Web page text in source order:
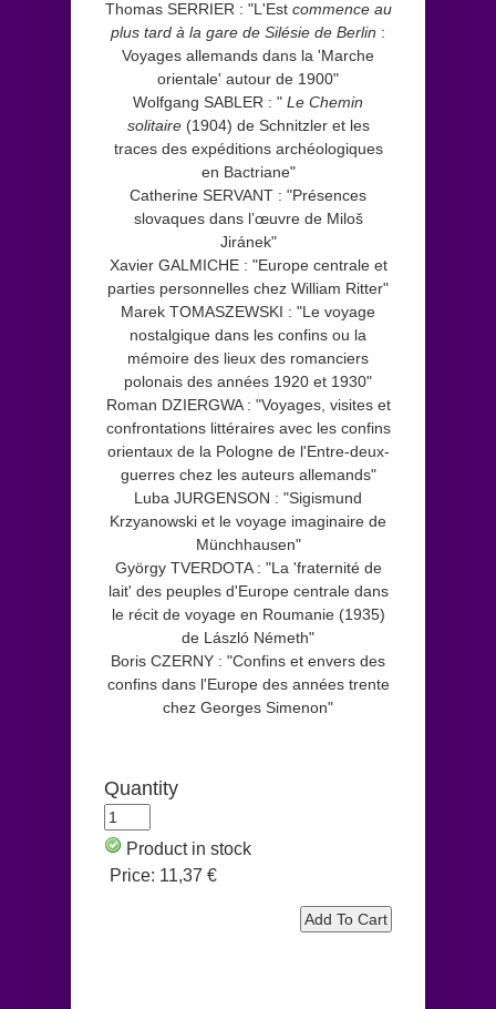
Thomas SERRIER : "L'Est commence au
plus tard à la gare de Silésie de Berlin :
Voyages allemands dans la 'Marche
orientale' autour de 1900"
Wolfgang SABLER : " Le Chemin
solitaire(1904) de Schnitzler et les
traces des expéditions archéologiques
en Bactriane"
Catherine SERVANT : "Présences
slovaques dans l’œuvre de Miloš
Jiránek"
Xavier GALMICHE : "Europe centrale et
parties personnelles chez William Ritter"
Marek TOMASZEWSKI : "Le voyage
nostalgique dans les confins ou la
mémoire des lieux des romanciers
polonais des années 1920 et 1930"
Roman DZIERGWA : "Voyages, visites et
confrontations littéraires avec les confins
orientaux de la Pologne de l'Entre-deux-
guerres chez les auteurs allemands"
Luba JURGENSON : "Sigismund
Krzyanowski et le voyage imaginaire de
Münchhausen"
György TVERDOTA : "La 'fraternité de
lait' des peuples d'Europe centrale dans
le récit de voyage en Roumanie (1935)
de László Németh"
Boris CZERNY : "Confins et envers des
confins dans l'Europe des années trente
chez Georges Simenon"
Quantity
Product in stock
Price: 11,37 €